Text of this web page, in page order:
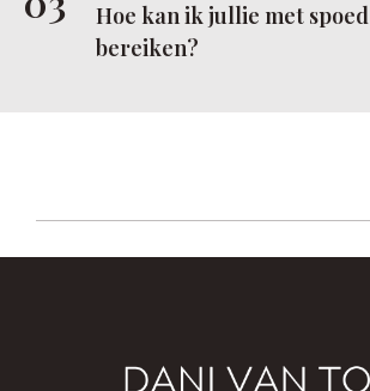
Hoe kan ik jullie met spoed
bereiken?